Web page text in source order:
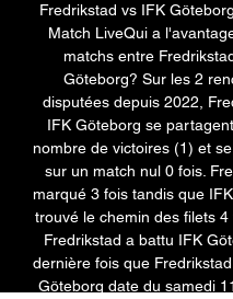
Fredrikstad vs IFK
Match LiveQui a
matchs entre
Göteborg? Sur les 2
disputées depuis 2022,
IFK Göteborg se
nombre de victoires (1) et
sur un match nul 0 fois.
marqué 3 fois tandis que
trouvé le chemin des filets 4
Fredrikstad a battu IFK
dernière fois que
Göteborg date du samedi